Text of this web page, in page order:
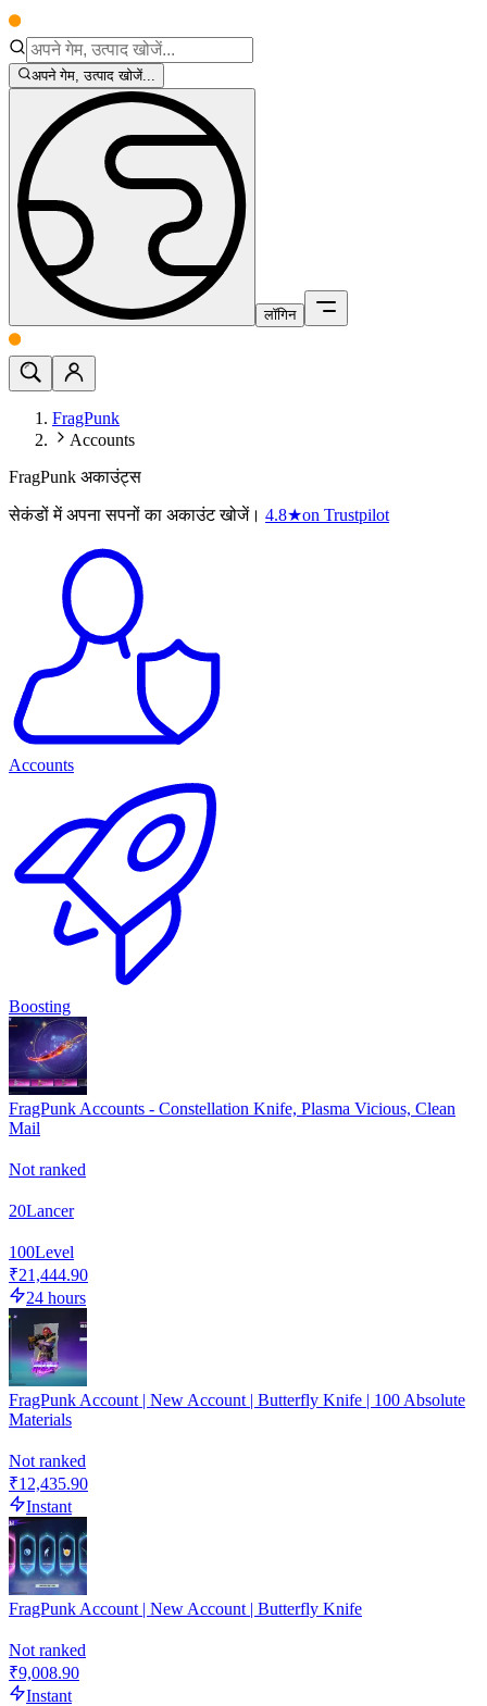
अपने गेम, उत्पाद खोजें...
लॉगिन
FragPunk
Accounts
FragPunk अकाउंट्स
सेकंडों में अपना सपनों का अकाउंट खोजें। 4.8★on Trustpilot
Accounts
Boosting
FragPunk Accounts - Constellation Knife, Plasma Vicious, Clean
Mail
Not ranked
20Lancer
100Level
₹21,444.90
24 hours
FragPunk Account | New Account | Butterfly Knife | 100 Absolute
Materials
Not ranked
₹12,435.90
Instant
FragPunk Account | New Account | Butterfly Knife
Not ranked
₹9,008.90
Instant